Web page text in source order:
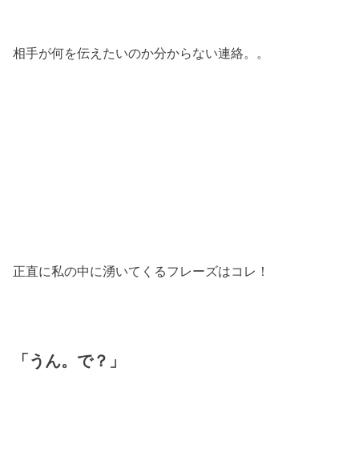
相手が何を伝えたいのか分からない連絡。。
正直に私の中に湧いてくるフレーズはコレ！
「うん。で？」